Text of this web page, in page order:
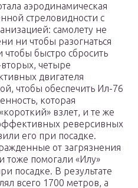
аэродинамическая
стреловидности с
самолету не
ни чтобы разогнаться
чтобы быстро сбросить
четыре
двигателя
чтобы обеспечить Ил-76
которая
взлет, и те же
реверсивных
его при посадке.
от загрязнения
тоже помогали «Илу»
посадке. В результате
всего 1700 метров, а